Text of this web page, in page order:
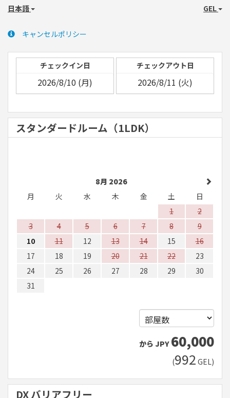
日本語 GEL
キャンセルポリシー
チェックイン日 チェックアウト日
スタンダードルーム（1LDK）
8月 2026
月
火 水 木 金 土
日
1
2
3
4 5 6 7 8
9
10
11 12 13 14 15
16
17
18 19 20 21 22
23
24
25 26 27 28 29
30
31
から JPY 60,000
(992 GEL)
DX バリアフリー